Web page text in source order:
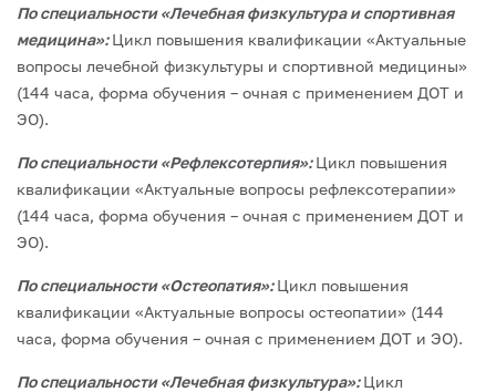
По специальности «Лечебная физкультура и спортивная
медицина»: Цикл повышения квалификации «Актуальные
вопросы лечебной физкультуры и спортивной медицины»
(144 часа, форма обучения – очная с применением ДОТ и
ЭО).
По специальности «Рефлексотерпия»: Цикл повышения
квалификации «Актуальные вопросы рефлексотерапии»
(144 часа, форма обучения – очная с применением ДОТ и
ЭО).
По специальности «Остеопатия»: Цикл повышения
квалификации «Актуальные вопросы остеопатии» (144
часа, форма обучения – очная с применением ДОТ и ЭО).
По специальности «Лечебная физкультура»: Цикл